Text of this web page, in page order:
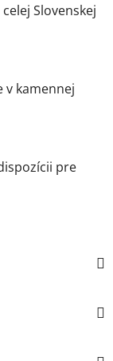
Slovenskej
v kamennej
pre